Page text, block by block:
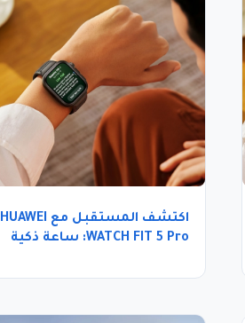
اكتشف المستقبل مع HUAWEI
WATCH FIT 5 Pro: ساعة ذكية